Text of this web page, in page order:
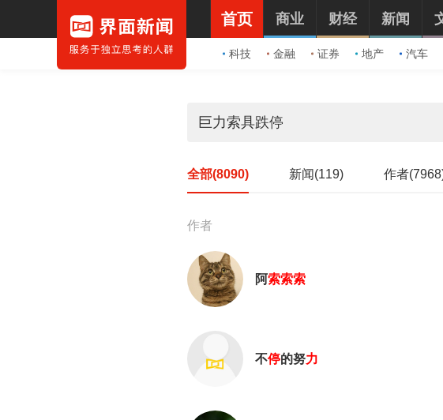
首页
科技 金融 证券 地产 汽车
商业 财经 新闻
全部(8090) 新闻(119) 作者
作者
阿索索索
不停的努力